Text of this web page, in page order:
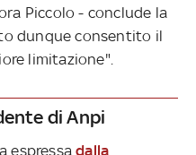
Piccolo - conclude la
dunque consentito il
limitazione".
di Anpi
espressadalla